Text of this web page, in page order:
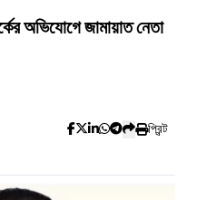
অভিযোগে জামায়াত নেতা
প্রিন্ট